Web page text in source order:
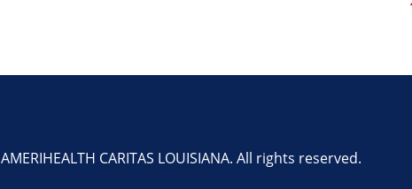
AMERIHEALTH CARITAS LOUISIANA. All rights reserved.